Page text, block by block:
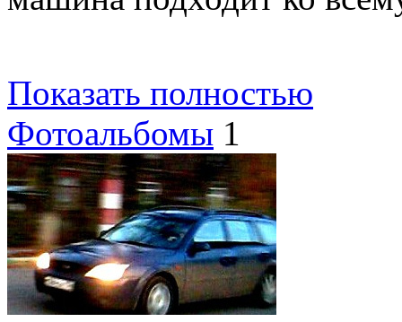
Показать полностью
Фотоальбомы 1